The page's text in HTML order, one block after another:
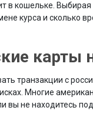
в кошельке.
курса и сколько
карты
транзакции с
Многие
не находитесь